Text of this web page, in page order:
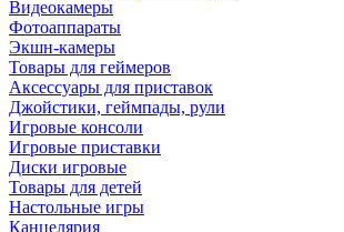
Видеокамеры
Фотоаппараты
Экшн-камеры
Товары для геймеров
Аксессуары для приставок
Джойстики, геймпады, рули
Игровые консоли
Игровые приставки
Диски игровые
Товары для детей
Настольные игры
Канцелярия